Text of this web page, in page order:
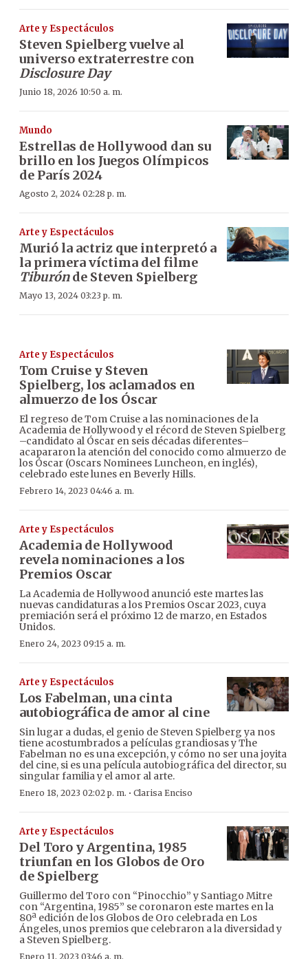
Arte y Espectáculos
Steven Spielberg vuelve al
universo extraterrestre con
Disclosure Day
Junio 18, 2026 10:50 a. m.
Mundo
Estrellas de Hollywood dan su
brillo en los Juegos Olímpicos
de París 2024
Agosto 2, 2024 02:28 p. m.
Arte y Espectáculos
Murió la actriz que interpretó a
la primera víctima del filme
Tiburónde Steven Spielberg
Mayo 13, 2024 03:23 p. m.
Arte y Espectáculos
Tom Cruise y Steven
Spielberg, los aclamados en
almuerzo de los Óscar
El regreso de Tom Cruise a las nominaciones de la
Academia de Hollywood y el récord de Steven Spielberg
–candidato al Óscar en seis décadas diferentes–
acapararon la atención del conocido como almuerzo de
los Óscar (Oscars Nominees Luncheon, en inglés),
celebrado este lunes en Beverly Hills.
Febrero 14, 2023 04:46 a. m.
Arte y Espectáculos
Academia de Hollywood
revela nominaciones a los
Premios Oscar
La Academia de Hollywood anunció este martes las
nuevas candidaturas a los Premios Oscar 2023, cuya
premiación será el próximo 12 de marzo, en Estados
Unidos.
Enero 24, 2023 09:15 a. m.
Arte y Espectáculos
Los Fabelman, una cinta
autobiográfica de amor al cine
Sin lugar a dudas, el genio de Steven Spielberg ya nos
tiene acostumbrados a películas grandiosas y The
Fabelman no es una excepción, y cómo no ser una joyita
del cine, si es una película autobiográfica del director, su
singular familia y el amor al arte.
Enero 18, 2023 02:02 p. m. · Clarisa Enciso
Arte y Espectáculos
Del Toro y Argentina, 1985
triunfan en los Globos de Oro
de Spielberg
Guillermo del Toro con “Pinocchio” y Santiago Mitre
con “Argentina, 1985” se coronaron este martes en la
80ª edición de los Globos de Oro celebrada en Los
Ángeles, unos premios que celebraron a la diversidad y
a Steven Spielberg.
Enero 11, 2023 03:46 a. m.